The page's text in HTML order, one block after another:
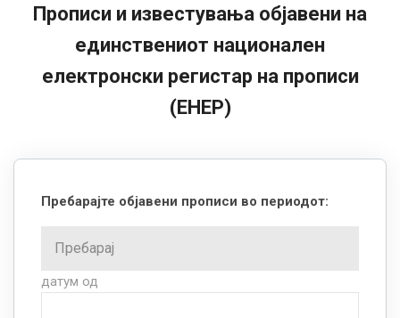
Прописи и известувања објавени на
единствениот национален
електронски регистар на прописи
(ЕНЕР)
Пребарајте објавени прописи во периодот:
датум од